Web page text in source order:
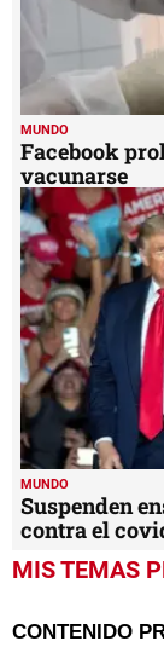
MUNDO
Facebook
vacunarse
MUNDO
Suspenden
contra el
MIS TEMAS